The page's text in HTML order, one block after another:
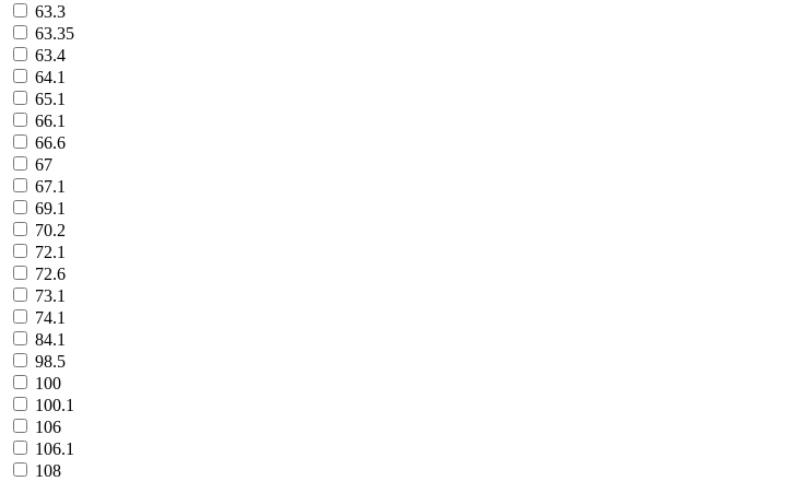
63.3
63.35
63.4
64.1
65.1
66.1
66.6
67
67.1
69.1
70.2
72.1
72.6
73.1
74.1
84.1
98.5
100
100.1
106
106.1
108